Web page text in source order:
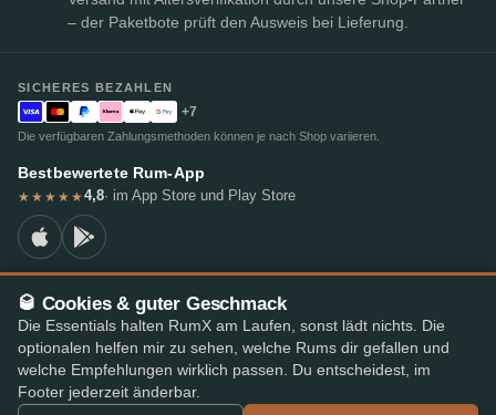
– der Paketbote prüft den Ausweis bei Lieferung.
SICHERES BEZAHLEN
+7
Die verfügbaren Zahlungsmethoden können je nach Shop variieren.
Bestbewertete Rum-App
★★★★★4,8· im App Store und Play Store
© 2026 RumX
RumX® ist eine eingetragene Unionsmarke (EUTM Nr. 018407164).
Impressum Datenschutzrichtlinie Cookie-EinstellungenAGB
🥃 Cookies & guter Geschmack
Die Essentials halten RumX am Laufen, sonst lädt nichts. Die
optionalen helfen mir zu sehen, welche Rums dir gefallen und
welche Empfehlungen wirklich passen. Du entscheidest, im
Footer jederzeit änderbar.